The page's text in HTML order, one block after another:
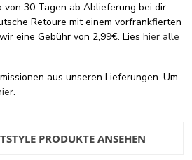
von 30 Tagen ab Ablieferung bei dir
Retoure mit einem vorfrankfierten
eine Gebühr von 2,99€. Lies hier alle
aus unseren Lieferungen. Um
.
PRODUKTE ANSEHEN